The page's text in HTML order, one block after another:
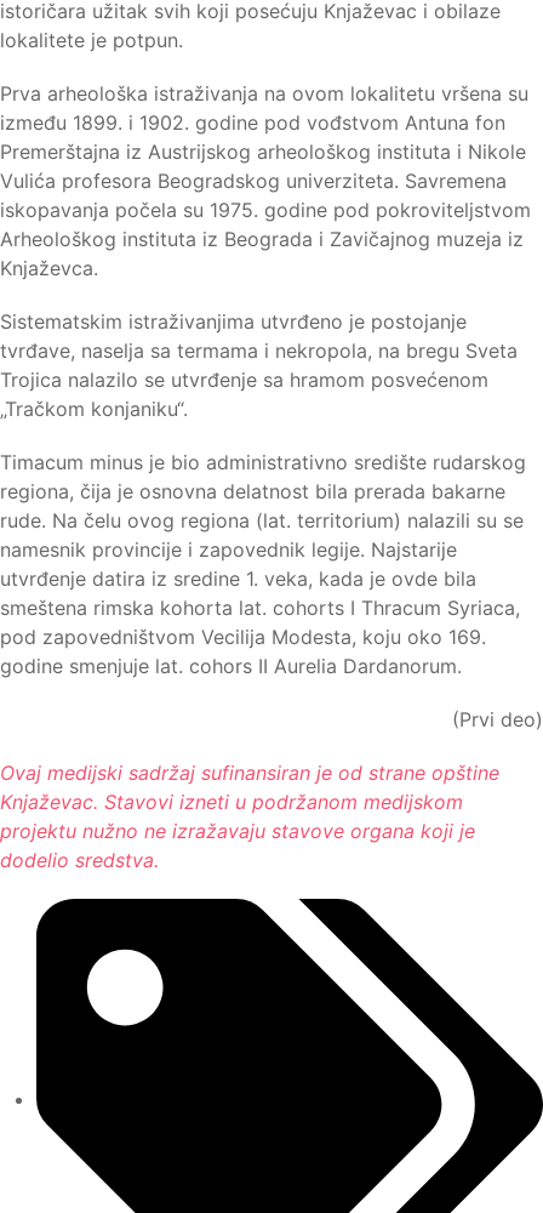
istoričara užitak svih koji posećuju Knjaževac i obilaze
lokalitete je potpun.
Prva arheološka istraživanja na ovom lokalitetu vršena su
između 1899. i 1902. godine pod vođstvom Antuna fon
Premerštajna iz Austrijskog arheološkog instituta i Nikole
Vulića profesora Beogradskog univerziteta. Savremena
iskopavanja počela su 1975. godine pod pokroviteljstvom
Arheološkog instituta iz Beograda i Zavičajnog muzeja iz
Knjaževca.
Sistematskim istraživanjima utvrđeno je postojanje
tvrđave, naselja sa termama i nekropola, na bregu Sveta
Trojica nalazilo se utvrđenje sa hramom posvećenom
„Tračkom konjaniku“.
Timacum minus je bio administrativno središte rudarskog
regiona, čija je osnovna delatnost bila prerada bakarne
rude. Na čelu ovog regiona (lat. territorium) nalazili su se
namesnik provincije i zapovednik legije. Najstarije
utvrđenje datira iz sredine 1. veka, kada je ovde bila
smeštena rimska kohorta lat. cohorts I Thracum Syriaca,
pod zapovedništvom Vecilija Modesta, koju oko 169.
godine smenjuje lat. cohors II Aurelia Dardanorum.
(Prvi deo)
Ovaj medijski sadržaj sufinansiran je od strane opštine
Knjaževac. Stavovi izneti u podržanom medijskom
projektu nužno ne izražavaju stavove organa koji je
dodelio sredstva.